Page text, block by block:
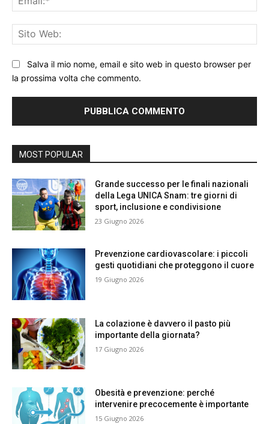
Salva il mio nome, email e sito web in questo browser per
la prossima volta che commento.
MOST POPULAR
Grande successo per le finali nazionali
della Lega UNICA Snam: tre giorni di
sport, inclusione e condivisione
23 Giugno 2026
Prevenzione cardiovascolare: i piccoli
gesti quotidiani che proteggono il cuore
19 Giugno 2026
La colazione è davvero il pasto più
importante della giornata?
17 Giugno 2026
Obesità e prevenzione: perché
intervenire precocemente è importante
15 Giugno 2026